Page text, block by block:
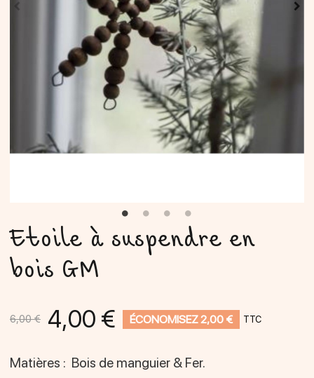
Etoile à suspendre en
bois GM
6,00 € 4,00 € ÉCONOMISEZ 2,00 € TTC
Matières : Bois de manguier & Fer.